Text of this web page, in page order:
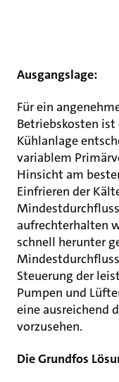
Ausgangslage:
Für ein
Betriebskosten
Kühlanlage
variablem
Hinsicht am
Einfrieren der
aufrechterhalten
schnell herunter
Steuerung der
Pumpen und
eine ausreichend
vorzusehen.
Die Grundfos